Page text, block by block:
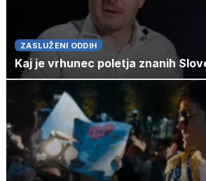
ZASLUŽENI ODDIH
Kaj je vrhunec poletja znanih